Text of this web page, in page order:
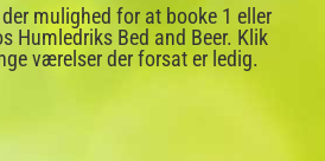
mulighed for at booke 1 eller
Humledriks Bed and Beer. Klik
værelser der forsat er ledig.